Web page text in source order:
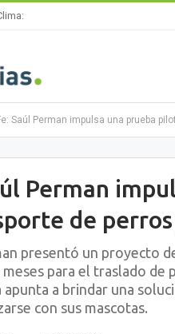
Saúl Perman impulsa una prueba
Perman
de
presentó un proyecto
para el traslado
apunta a brindar una
con sus mascotas.